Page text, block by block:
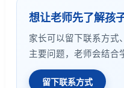
想让老师先了解孩
家长可以留下联系方式
主要问题，老师会结合
留下联系方式